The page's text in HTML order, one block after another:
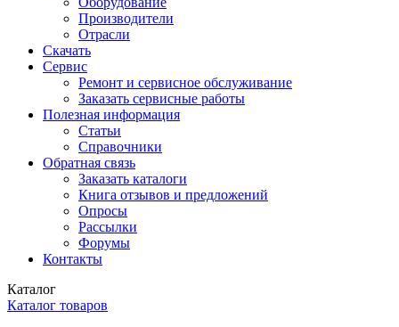
Производители
Отрасли
Скачать
Сервис
Ремонт и сервисное обслуживание
Заказать сервисные работы
Полезная информация
Статьи
Справочники
Обратная связь
Заказать каталоги
Книга отзывов и предложений
Опросы
Рассылки
Форумы
Контакты
Каталог
Каталог товаров